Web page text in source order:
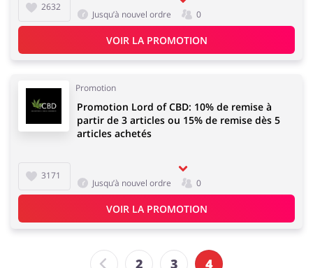
2632
Jusqu’à nouvel ordre 0
VOIR LA PROMOTION
Promotion
3171
Promotion Lord of CBD: 10% de remise à
partir de 3 articles ou 15% de remise dès 5
articles achetés
Jusqu’à nouvel ordre 0
VOIR LA PROMOTION
2 3 4